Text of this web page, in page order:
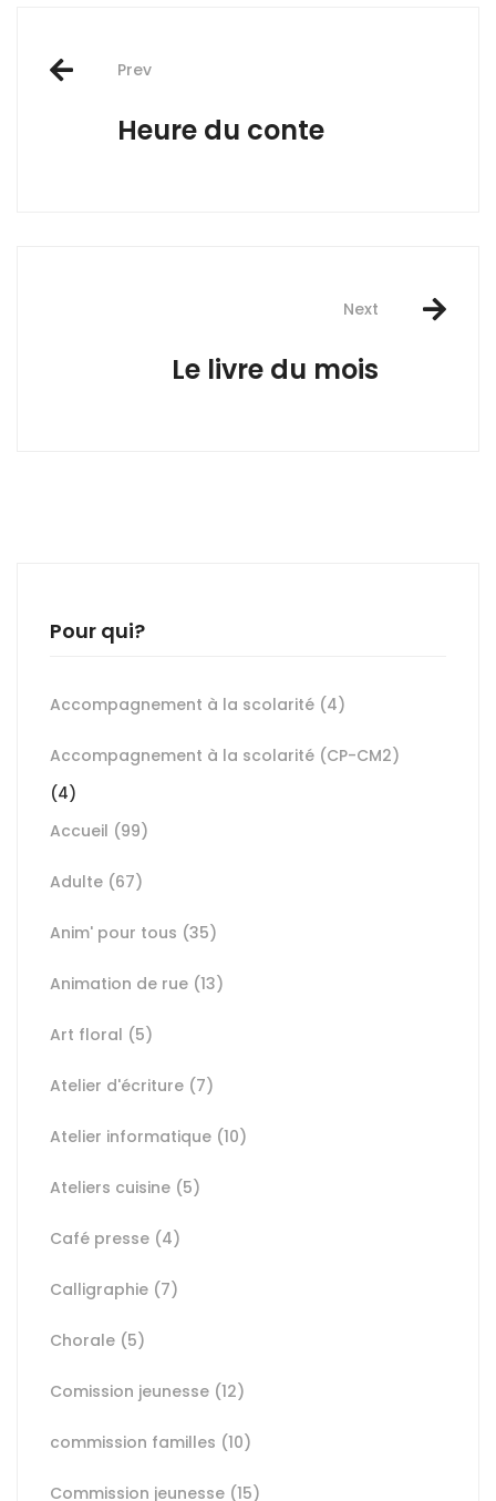
Post
navigation
Prev
Heure du conte
Next
Le livre du mois
Pour qui?
Accompagnement à la scolarité (4)
Accompagnement à la scolarité (CP-CM2)
(4)
Accueil (99)
Adulte (67)
Anim' pour tous (35)
Animation de rue (13)
Art floral (5)
Atelier d'écriture (7)
Atelier informatique (10)
Ateliers cuisine (5)
Café presse (4)
Calligraphie (7)
Chorale (5)
Comission jeunesse (12)
commission familles (10)
Commission jeunesse (15)